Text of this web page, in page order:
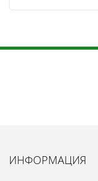
ИНФОРМАЦИЯ